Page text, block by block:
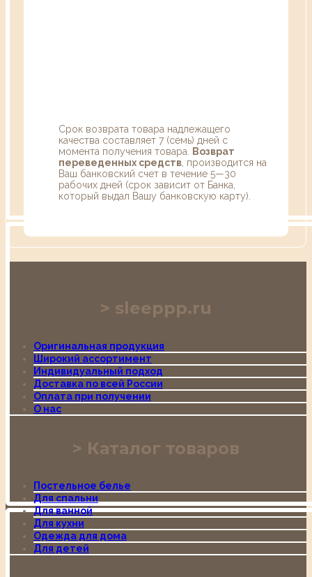
Срок возврата товара надлежащего
качества составляет 7 (семь) дней с
момента получения товара.
Возврат
переведенных средств , производится на
Ваш банковский счет в течение 5—30
рабочих дней (срок зависит от Банка,
который выдал Вашу банковскую карту).
sleeppp.ru
Оригинальная продукция
Широкий ассортимент
Индивидуальный подход
Доставка по всей России
Оплата при получении
О нас
Каталог товаров
Постельное белье
Для спальни
Для ванной
Для кухни
Одежда для дома
Для детей